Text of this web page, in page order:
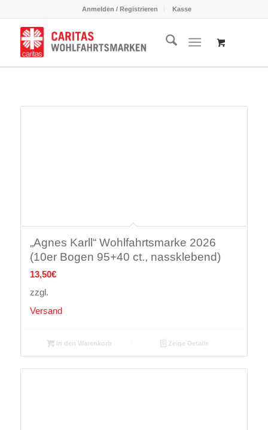
Anmelden / Registrieren Kasse
„Agnes Karll“ Wohlfahrtsmarke 2026
(10er Bogen 95+40 ct., nassklebend)
13,50€
zzgl.
Versand
In den Warenkorb Zeige Details